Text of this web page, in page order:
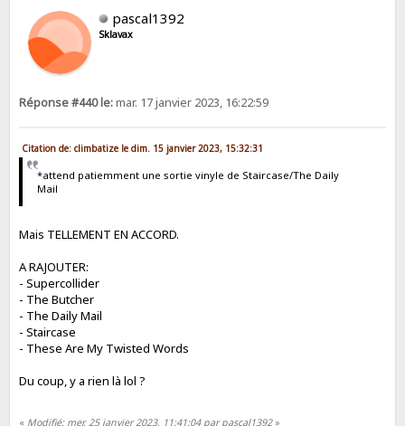
pascal1392
Sklavax
Réponse #440 le:mar. 17 janvier 2023, 16:22:59
Citation de: climbatize le dim. 15 janvier 2023, 15:32:31
*attend patiemment une sortie vinyle de Staircase/The Daily
Mail
Mais TELLEMENT EN ACCORD.
A RAJOUTER:
- Supercollider
- The Butcher
- The Daily Mail
- Staircase
- These Are My Twisted Words
Du coup, y a rien là lol ?
« Modifié: mer. 25 janvier 2023, 11:41:04 par pascal1392»